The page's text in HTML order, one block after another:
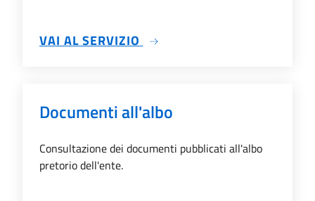
VAI AL SERVIZIO SU BANDI E DATI
Documenti all'albo
Consultazione dei documenti pubblicati all'albo
pretorio dell'ente.